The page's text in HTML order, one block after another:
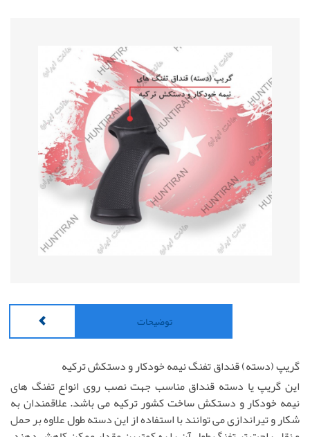
توضیحات
گریپ (دسته) قنداق تفنگ نیمه خودکار و دستکش ترکیه
این گریپ یا دسته قنداق مناسب جهت نصب روی انواع تفنگ های
نیمه خودکار و دستکش ساخت کشور ترکیه می باشد. علاقمندان به
شکار و تیراندازی می توانند با استفاده از این دسته طول علاوه بر حمل